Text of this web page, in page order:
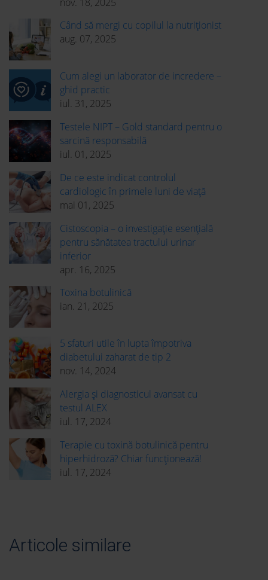
Când să mergi cu copilul la nutriționist
aug. 07, 2025
Cum alegi un laborator de incredere –
ghid practic
iul. 31, 2025
Testele NIPT – Gold standard pentru o
sarcină responsabilă
iul. 01, 2025
De ce este indicat controlul
cardiologic în primele luni de viață
mai 01, 2025
Cistoscopia – o investigație esențială
pentru sănătatea tractului urinar
inferior
apr. 16, 2025
Toxina botulinică
ian. 21, 2025
5 sfaturi utile în lupta împotriva
diabetului zaharat de tip 2
nov. 14, 2024
Alergia și diagnosticul avansat cu
testul ALEX
iul. 17, 2024
Terapie cu toxină botulinică pentru
hiperhidroză? Chiar funcționează!
iul. 17, 2024
Articole similare